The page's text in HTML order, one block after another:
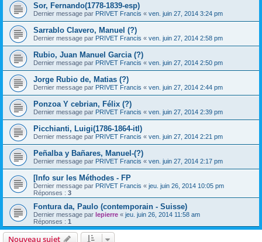
Sor, Fernando(1778-1839-esp)
Dernier message par PRIVET Francis « ven. juin 27, 2014 3:24 pm
Sarrablo Clavero, Manuel (?)
Dernier message par PRIVET Francis « ven. juin 27, 2014 2:58 pm
Rubio, Juan Manuel Garcia (?)
Dernier message par PRIVET Francis « ven. juin 27, 2014 2:50 pm
Jorge Rubio de, Matias (?)
Dernier message par PRIVET Francis « ven. juin 27, 2014 2:44 pm
Ponzoa Y cebrian, Félix (?)
Dernier message par PRIVET Francis « ven. juin 27, 2014 2:39 pm
Picchianti, Luigi(1786-1864-itl)
Dernier message par PRIVET Francis « ven. juin 27, 2014 2:21 pm
Peñalba y Bañares, Manuel-(?)
Dernier message par PRIVET Francis « ven. juin 27, 2014 2:17 pm
[Info sur les Méthodes - FP
Dernier message par PRIVET Francis « jeu. juin 26, 2014 10:05 pm
Réponses : 3
Fontura da, Paulo (contemporain - Suisse)
Dernier message par lepierre « jeu. juin 26, 2014 11:58 am
Réponses : 1
Nouveau sujet